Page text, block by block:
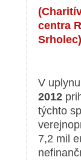
centra
Srholec)
V
2012
týchto
7,2 mil